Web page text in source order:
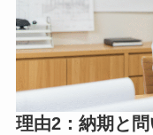
理由2：納期と